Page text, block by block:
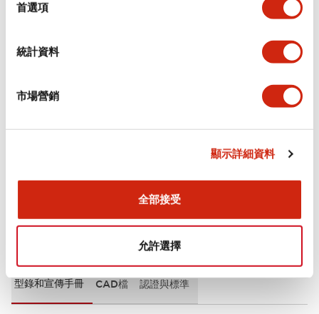
首選項
統計資料
市場營銷
顯示詳細資料
全部接受
允許選擇
文件和檔案
型錄和宣傳手冊 CAD檔 認證與標準